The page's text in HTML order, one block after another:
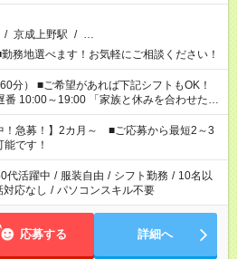
/ 京成上野駅 / …
務地選べます！お気軽にご相談ください！
フトもOK！
「家族と休みを合わせた
夕飯の準備がしたい」 「できれば残業はし
を教えてくださいね。 ※Wワーク希望
事で希望する勤務時間と、もう1つのお仕事
週40時間を超える場合は応募できません。
！急募！】2カ月～ ■ご応募から最短2～3
です！
代活躍中 / 服装自由 / シフト勤務 / 10名以
対応なし / パソコンスキル不要
応募する 詳細へ